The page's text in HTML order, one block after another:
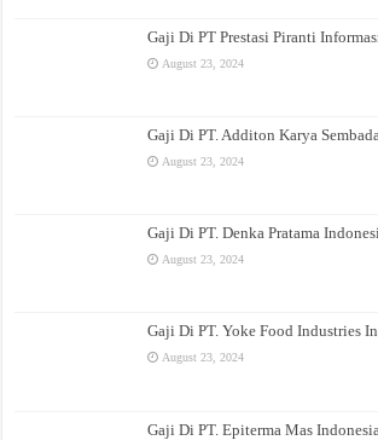
Gaji Di PT Prestasi Piranti
August 23, 2024
Gaji Di PT. Additon Karya
August 23, 2024
Gaji Di PT. Denka Pratama
August 23, 2024
Gaji Di PT. Yoke Food Industries
August 23, 2024
Gaji Di PT. Epiterma Mas Indonesia